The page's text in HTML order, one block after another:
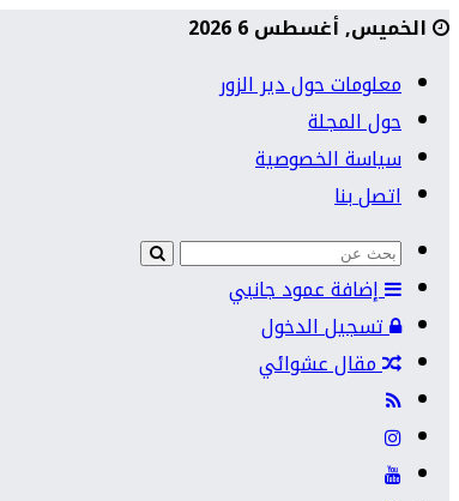
الخميس, أغسطس 6 2026
معلومات حول دير الزور
حول المجلة
سياسة الخصوصية
اتصل بنا
إضافة عمود جانبي
تسجيل الدخول
مقال عشوائي